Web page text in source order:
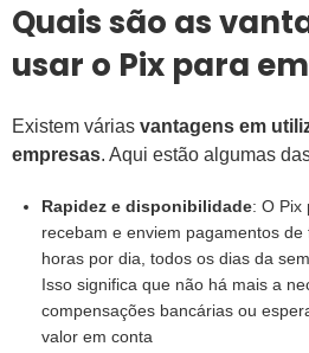
Quais são as
usar o Pix para
Existem várias vantagens em
empresas. Aqui estão algumas
Rapidez e disponibilidade: O Pix
recebam e enviem pagamentos
horas por dia, todos os dias da
Isso significa que não há mais a
compensações bancárias ou
valor em conta